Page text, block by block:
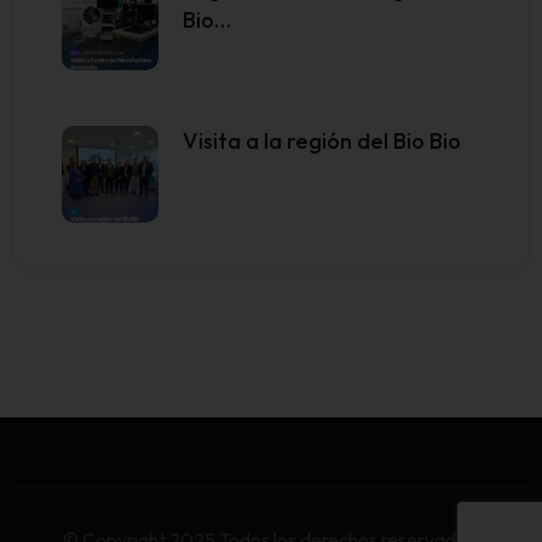
Bio…
Visita a la región del Bio Bio